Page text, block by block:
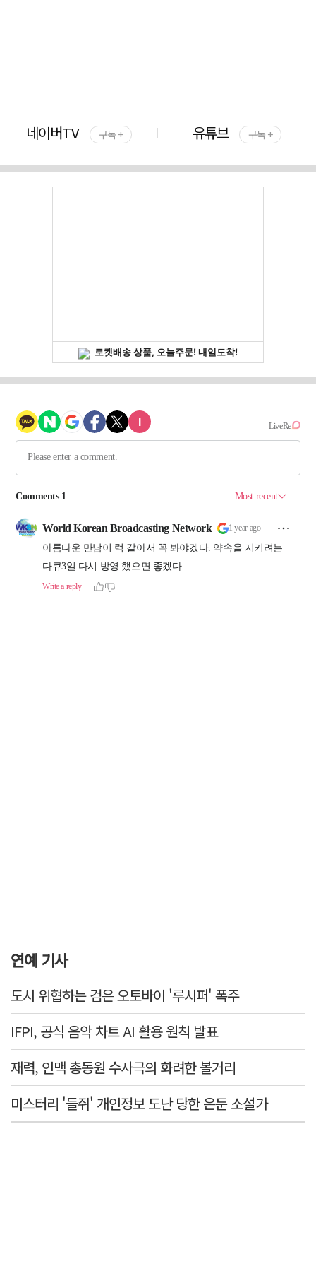
네이버TV 구독 + 유튜브 구독 +
연예 기사
도시 위협하는 검은 오토바이 '루시퍼' 폭주
IFPI, 공식 음악 차트 AI 활용 원칙 발표
재력, 인맥 총동원 수사극의 화려한 볼거리
미스터리 '들쥐' 개인정보 도난 당한 은둔 소설가